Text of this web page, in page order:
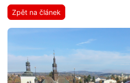
Zpět na článek